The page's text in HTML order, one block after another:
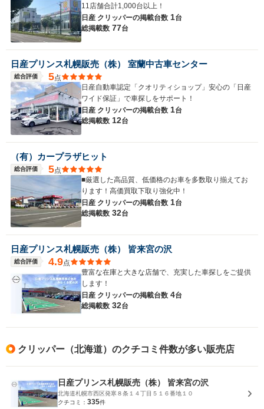
11店舗合計1,000台以上！
日産 クリッパーの掲載台数 1台
総掲載数 77台
日産プリンス札幌販売（株） 室蘭中古車センター
総合評価 5点
日産自動車認定「クオリティショップ」安心の「日産
ワイド保証」で車探しをサポート！
日産 クリッパーの掲載台数 1台
総掲載数 12台
（有）カープラザヒット
総合評価 5点
■厳選した高品質、低価格のお車を多数取り揃えてお
ります！高価買取下取り強化中！
日産 クリッパーの掲載台数 1台
総掲載数 32台
日産プリンス札幌販売（株） 皆来宮の沢
総合評価 4.9点
豊富な在庫と大きな店舗で、充実した車探しをご提供
します！
日産 クリッパーの掲載台数 4台
総掲載数 32台
クリッパー（北海道）のクチコミ件数が多い販売店
日産プリンス札幌販売（株） 皆来宮の沢
北海道札幌市西区発寒８条１４丁目５１６番地１０
クチコミ： 335件